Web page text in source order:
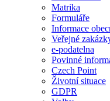
Matrika
Formuláře
Informace
Veřejné
e-podatelna
Povinné
Czech Point
Životní situace
GDPR